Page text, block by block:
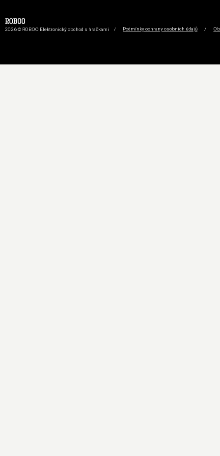
2026 © ROBOO Elektronický obchod s hračkami / Podmínky ochrany osobních údajů /